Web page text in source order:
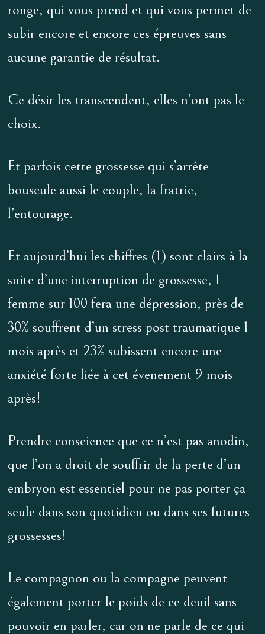
ronge, qui vous prend et qui vous permet de
subir encore et encore ces épreuves sans
aucune garantie de résultat.
Ce désir les transcendent, elles n’ont pas le
choix.
Et parfois cette grossesse qui s’arrête
bouscule aussi le couple, la fratrie,
l’entourage.
Et aujourd’hui les chiffres (1) sont clairs à la
suite d’une interruption de grossesse, 1
femme sur 100 fera une dépression, près de
30% souffrent d’un stress post traumatique 1
mois après et 23% subissent encore une
anxiété forte liée à cet évenement 9 mois
après!
Prendre conscience que ce n’est pas anodin,
que l’on a droit de souffrir de la perte d’un
embryon est essentiel pour ne pas porter ça
seule dans son quotidien ou dans ses futures
grossesses!
Le compagnon ou la compagne peuvent
également porter le poids de ce deuil sans
pouvoir en parler, car on ne parle de ce qui